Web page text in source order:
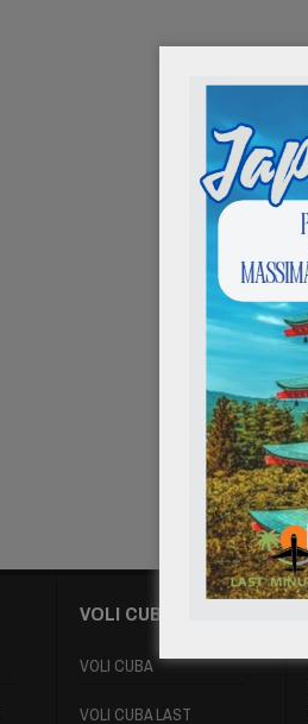
VOLI CUBA
VOLI CUBA
VOLI CUBA LAST